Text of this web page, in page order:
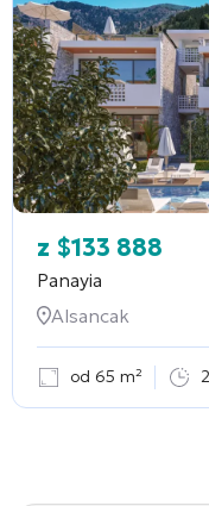
z $133 888
Panayia
Alsancak
od 65 m²